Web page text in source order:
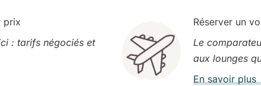
prix
: tarifs négociés et
Réserver un
Le
aux lounges
En savoir